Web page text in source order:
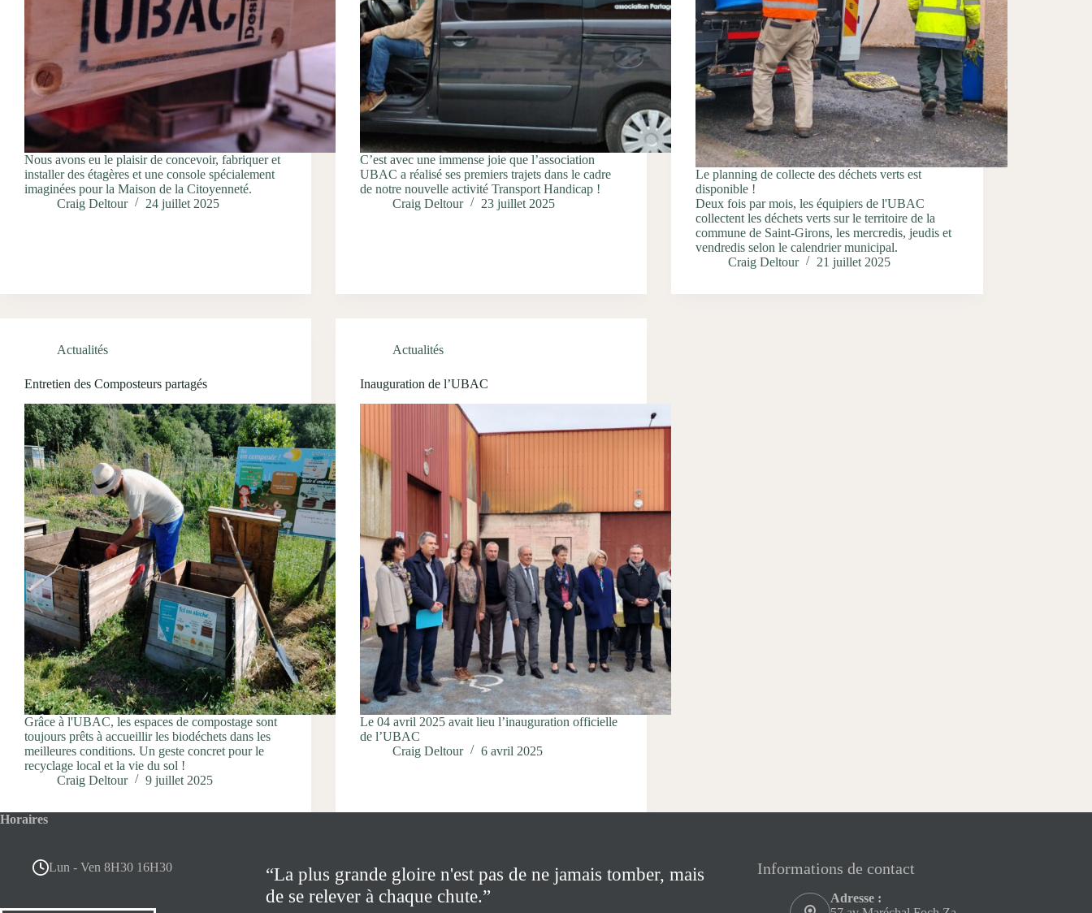
Nous avons eu le plaisir de concevoir, fabriquer et
installer des étagères et une console spécialement
imaginées pour la Maison de la Citoyenneté.
Craig Deltour
24 juillet 2025
C’est avec une immense joie que l’association
UBAC a réalisé ses premiers trajets dans le cadre
de notre nouvelle activité Transport Handicap !
Craig Deltour
23 juillet 2025
Le planning de collecte des déchets verts est
disponible !
Deux fois par mois, les équipiers de l'UBAC
collectent les déchets verts sur le territoire de la
commune de Saint-Girons, les mercredis, jeudis et
vendredis selon le calendrier municipal.
Craig Deltour
21 juillet 2025
Actualités
Entretien des Composteurs partagés
Grâce à l'UBAC, les espaces de compostage sont
toujours prêts à accueillir les biodéchets dans les
meilleures conditions. Un geste concret pour le
recyclage local et la vie du sol !
Craig Deltour
9 juillet 2025
Actualités
Inauguration de l’UBAC
Le 04 avril 2025 avait lieu l’inauguration officielle
de l’UBAC
Craig Deltour
6 avril 2025
Horaires
Lun - Ven 8H30 16H30
“La plus grande gloire n'est pas de ne jamais tomber, mais
de se relever à chaque chute.”
Informations de contact
Adresse :